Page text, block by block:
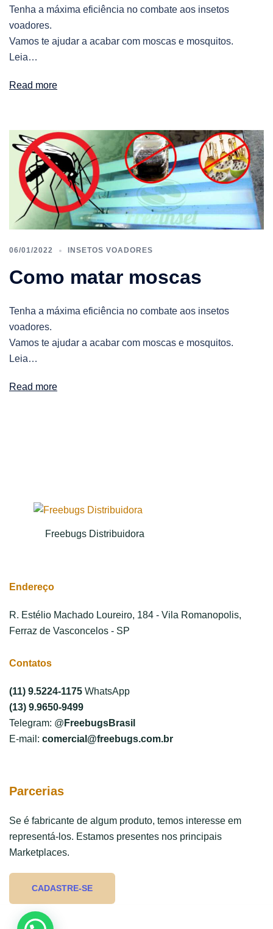
Tenha a máxima eficiência no combate aos insetos
voadores.
Vamos te ajudar a acabar com moscas e mosquitos.
Leia…
Read more
06/01/2022 INSETOS VOADORES
Como matar moscas
Tenha a máxima eficiência no combate aos insetos
voadores.
Vamos te ajudar a acabar com moscas e mosquitos.
Leia…
Read more
Freebugs Distribuidora
Endereço
R. Estélio Machado Loureiro, 184 - Vila Romanopolis,
Ferraz de Vasconcelos - SP
Contatos
(11) 9.5224-1175 WhatsApp
(13) 9.9650-9499
Telegram: @ FreebugsBrasil
E-mail: comercial@freebugs.com.br
Parcerias
Se é fabricante de algum produto, temos interesse em
representá-los. Estamos presentes nos principais
Marketplaces.
CADASTRE-SE